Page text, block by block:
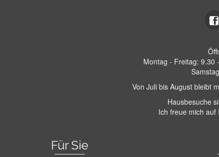
Montag - Freitag: 9.30
Von Juli bis August bleibt
Hausbesuche
Ich freue mich auf
Für Sie